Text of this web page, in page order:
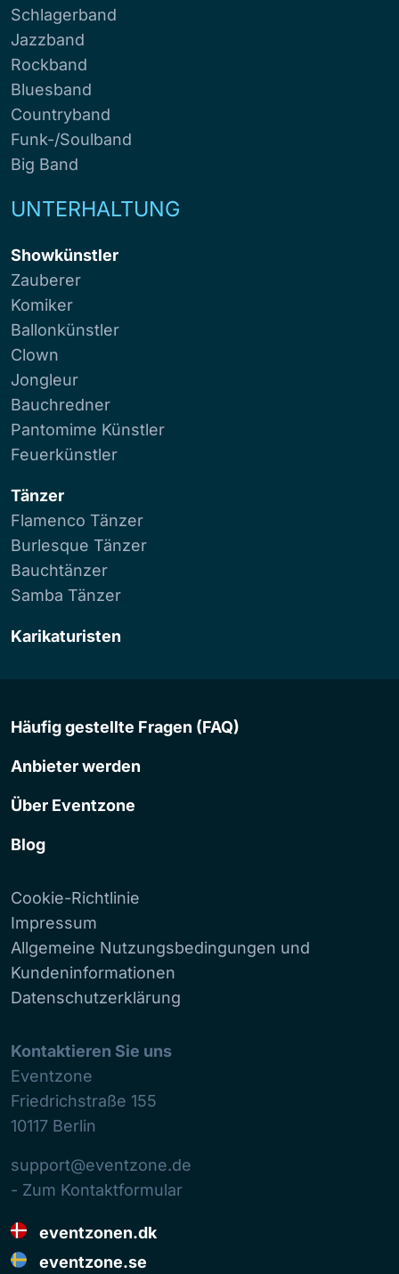
Schlagerband
Jazzband
Rockband
Bluesband
Countryband
Funk-/Soulband
Big Band
UNTERHALTUNG
Showkünstler
Zauberer
Komiker
Ballonkünstler
Clown
Jongleur
Bauchredner
Pantomime Künstler
Feuerkünstler
Tänzer
Flamenco Tänzer
Burlesque Tänzer
Bauchtänzer
Samba Tänzer
Karikaturisten
Häufig gestellte Fragen (FAQ)
Anbieter werden
Über Eventzone
Blog
Cookie-Richtlinie
Impressum
Allgemeine Nutzungsbedingungen und
Kundeninformationen
Datenschutzerklärung
Kontaktieren Sie uns
Eventzone
Friedrichstraße 155
10117 Berlin
support@eventzone.de
- Zum Kontaktformular
eventzonen.dk
eventzone.se